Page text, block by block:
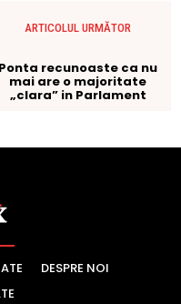
DESPRE NOI